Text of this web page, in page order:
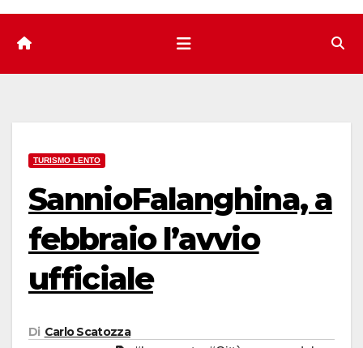
TURISMO LENTO
SannioFalanghina, a
febbraio l’avvio
ufficiale
Di Carlo Scatozza